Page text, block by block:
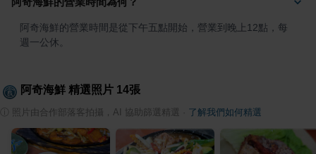
阿奇海鮮的營業時間是從下午五點開始，營業到晚上12點，每
週一公休。
阿奇海鮮 精選照片 14張
照片由合作部落客拍攝，AI 協助篩選精選 了解我們如何精選